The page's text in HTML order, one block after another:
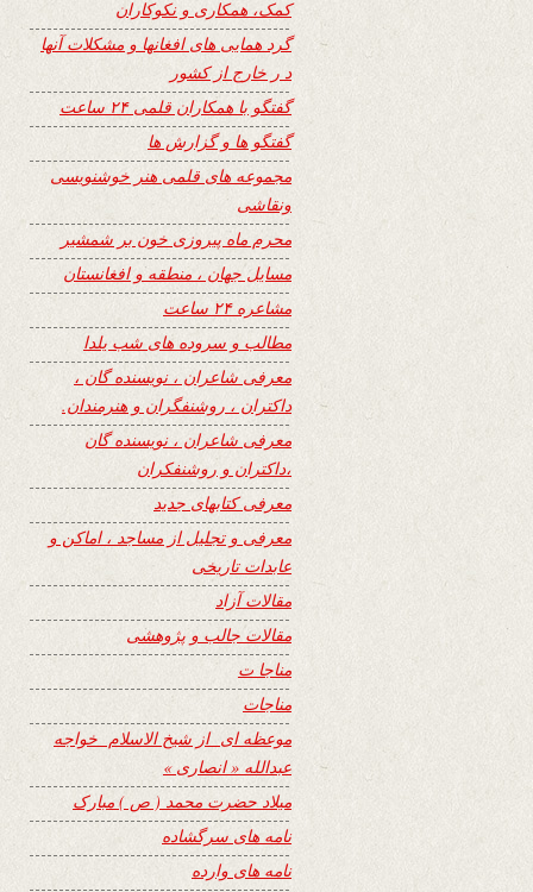
کمک، همکاری و نکوکاران
گرد همایی های افغانها و مشکلات آنها
د ر خارج از کشور
گفتگو با همکاران قلمی ۲۴ ساعت
گفتگو ها و گزارش ها
مجموعه های قلمی هنر خوشنویسی
ونقاشی
محرم ماه پیروزی خون بر شمشیر
مسایل جهان ، منطقه و افغانستان
مشاعره ۲۴ ساعت
مطالب و سروده های شب یلدا
معرفی شاعران ، نویسنده گان ،
داکتران ، روشنفگران و هنرمندان.
معرفی شاعران ، نویسنده گان
،داکتران و روشنفکران
معرفی کتابهای جدید
معرفی و تجلیل از مساجد ، اماکن و
عابدات تاریخی
مقالات آزاد
مقالات جالب و پژوهشی
مناجا ت
مناجات
موعظه ای از شیخ الاسلام خواجه
عبدالله « انصاری »
میلاد حضرت محمد ( ص ) مبارک
نامه های سرگشاده
نامه های وارده